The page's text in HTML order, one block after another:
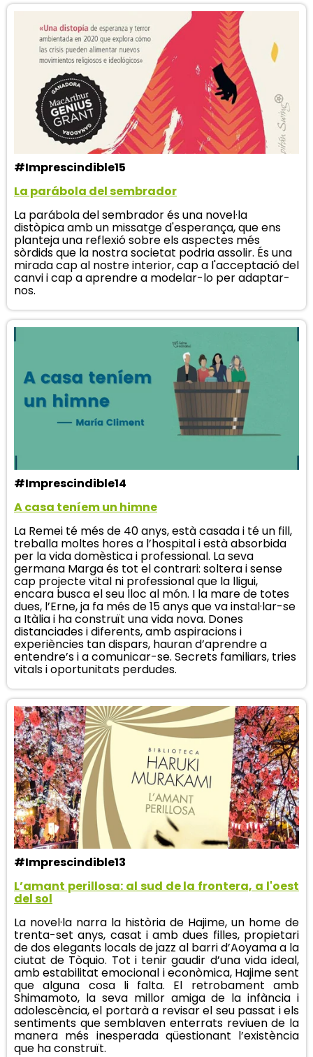
#Imprescindible15
La parábola del sembrador
La parábola del sembrador és una novel·la
distòpica amb un missatge d'esperança, que ens
planteja una reflexió sobre els aspectes més
sòrdids que la nostra societat podria assolir. És una
mirada cap al nostre interior, cap a l'acceptació del
canvi i cap a aprendre a modelar-lo per adaptar-
nos.
#Imprescindible14
A casa teníem un himne
La Remei té més de 40 anys, està casada i té un fill,
treballa moltes hores a l’hospital i està absorbida
per la vida domèstica i professional. La seva
germana Marga és tot el contrari: soltera i sense
cap projecte vital ni professional que la lligui,
encara busca el seu lloc al món. I la mare de totes
dues, l’Erne, ja fa més de 15 anys que va instal·lar-se
a Itàlia i ha construït una vida nova. Dones
distanciades i diferents, amb aspiracions i
experiències tan dispars, hauran d’aprendre a
entendre’s i a comunicar-se. Secrets familiars, tries
vitals i oportunitats perdudes.
#Imprescindible13
L’amant perillosa: al sud de la frontera, a l'oest
del sol
La novel·la narra la història de Hajime, un home de
trenta-set anys, casat i amb dues filles, propietari
de dos elegants locals de jazz al barri d’Aoyama a la
ciutat de Tòquio. Tot i tenir gaudir d’una vida ideal,
amb estabilitat emocional i econòmica, Hajime sent
que alguna cosa li falta. El retrobament amb
Shimamoto, la seva millor amiga de la infància i
adolescència, el portarà a revisar el seu passat i els
sentiments que semblaven enterrats reviuen de la
manera més inesperada qüestionant l’existència
que ha construït.